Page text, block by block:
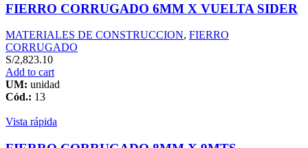
FIERRO CORRUGADO 6MM X VUELTA SIDER
MATERIALES DE CONSTRUCCION, FIERRO
CORRUGADO
S/2,823.10
Add to cart
UM: unidad
Cód.: 13
Vista rápida